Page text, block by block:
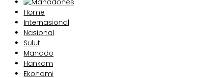
Home
Internasional
Nasional
Sulut
Manado
Hankam
Ekonomi